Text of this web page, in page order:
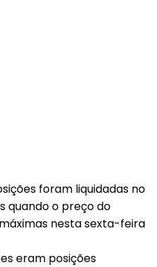
foram liquidadas no
quando o preço do
nesta sexta-feira
eram posições